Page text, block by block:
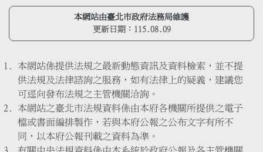
本網站由臺北市政府法務局維護
更新日期： 115.08.09
本網站係提供法規之最新動態資訊及資料檢索，並不提
供法規及法律諮詢之服務，如有法律上的疑義，建議您
可逕向發布法規之主管機關洽詢。
本網站之臺北市法規資料係由本府各機關所提供之電子
檔或書面編排製作，若與本府公報之公布文字有所不
同，以本府公報刊載之資料為準。